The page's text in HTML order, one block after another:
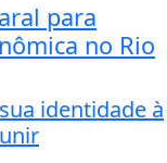
para
no Rio
identidade à